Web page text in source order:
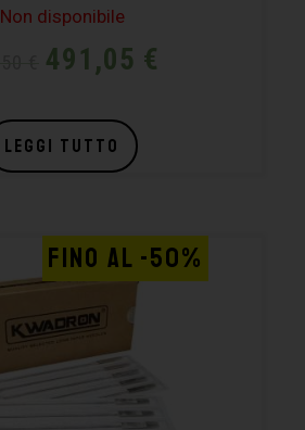
Non disponibile
491,05 €
LEGGI TUTTO
FINO AL -50%